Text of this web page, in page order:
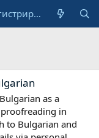
Регистрирай се
as a
in
to Bulgarian and